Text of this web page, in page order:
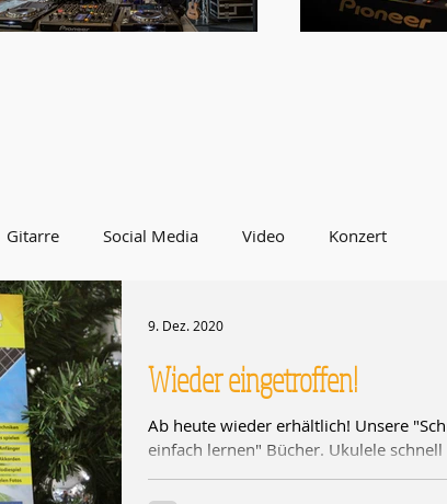
Gitarre Social Media Video Konzert
INFOS Ibanez
MEINL
Wieder eingetroffen!
Ab heute wieder erhältlich! Unsere
einfach lernen" Bücher. Ukulele schnell
9. Dez. 2020